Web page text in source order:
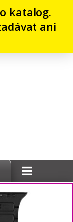
katalog.
ani